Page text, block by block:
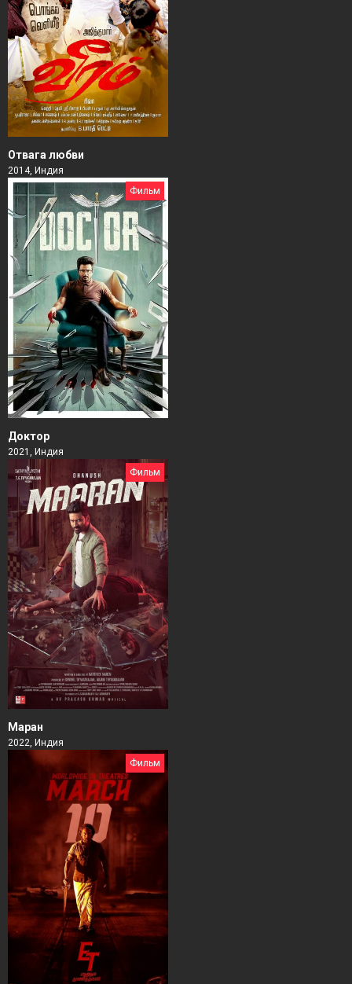
Отвага любви
2014, Индия
Фильм
Доктор
2021, Индия
Фильм
Маран
2022, Индия
Фильм